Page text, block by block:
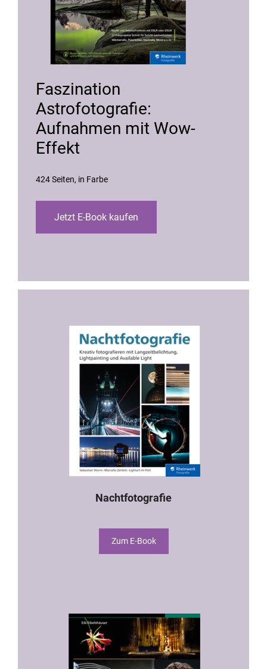
Faszination
Astrofotografie:
Aufnahmen mit Wow-
Effekt
424 Seiten in Farbe
Jetzt E-Book kaufen
Nachtfotografie
Zum E-Book